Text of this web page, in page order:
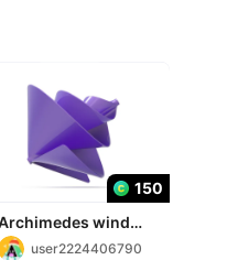
150
wind
turbineuser2224406790